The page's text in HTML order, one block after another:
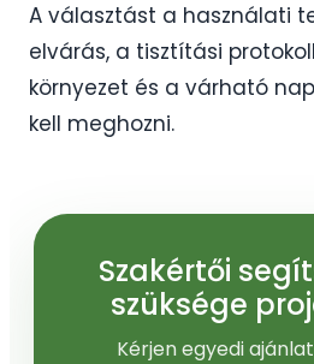
A választást a használati
elvárás, a tisztítási
környezet és a várható
kell meghozni.
Szakértői
szüksége
Kérjen egyedi